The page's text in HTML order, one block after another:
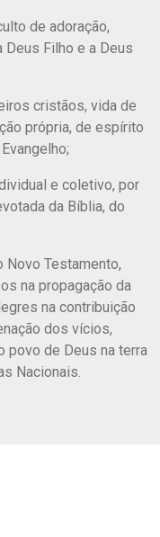
de adoração,
Deus Filho e a Deus
cristãos, vida de
própria, de espírito
e coletivo, por
da Bíblia, do
Testamento,
na propagação da
na contribuição
dos vícios,
povo de Deus na terra
Nacionais.